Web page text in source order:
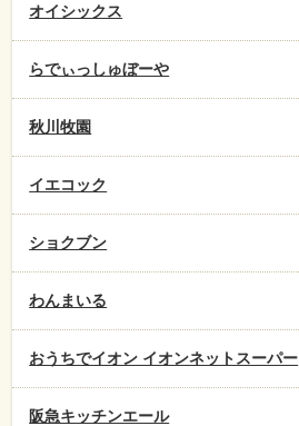
オイシックス
らでぃっしゅぼーや
秋川牧園
イエコック
ショクブン
わんまいる
おうちでイオン イオンネットスーパー
阪急キッチンエール